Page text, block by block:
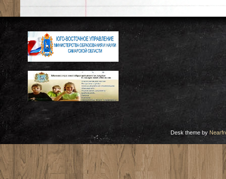
Desk theme by